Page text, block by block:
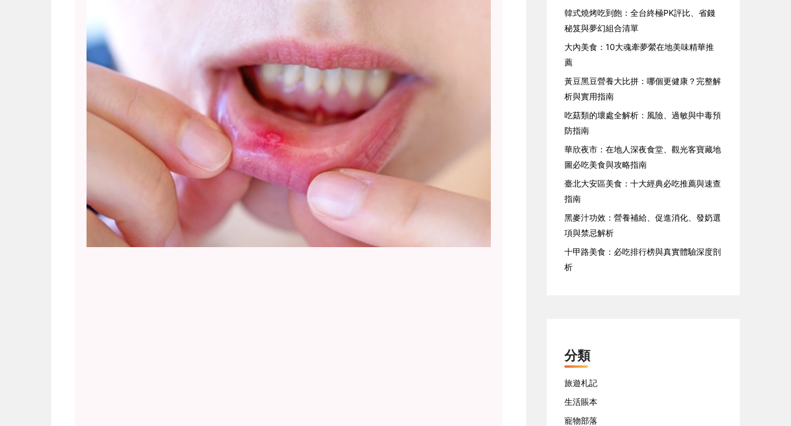
韓式燒烤吃到飽：全台終極PK評比、省錢
秘笈與夢幻組合清單
大內美食：10大魂牽夢縈在地美味精華推
薦
黃豆黑豆營養大比拼：哪個更健康？完整解
析與實用指南
吃菇類的壞處全解析：風險、過敏與中毒預
防指南
華欣夜市：在地人深夜食堂、觀光客寶藏地
圖必吃美食與攻略指南
臺北大安區美食：十大經典必吃推薦與速查
指南
黑麥汁功效：營養補給、促進消化、發奶選
項與禁忌解析
十甲路美食：必吃排行榜與真實體驗深度剖
析
分類
旅遊札記
生活賬本
寵物部落